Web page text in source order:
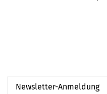
Newsletter-Anmeldung